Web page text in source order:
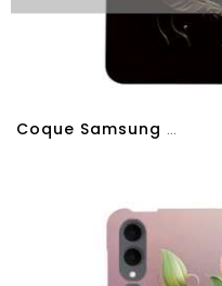
Coque Samsung Galaxy Tab S11 Ultra Rose Noire